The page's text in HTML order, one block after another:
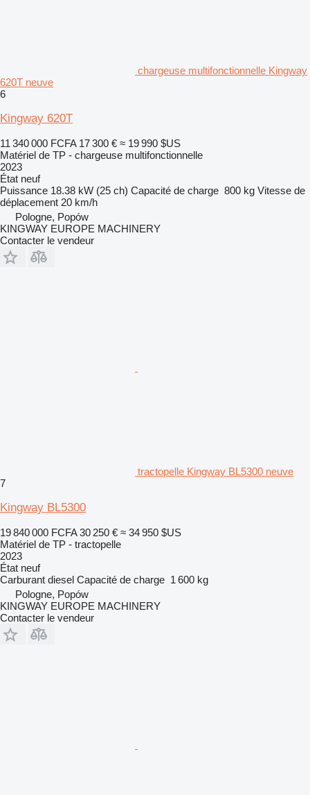
chargeuse multifonctionnelle Kingway
620T neuve
6
Kingway 620T
11 340 000 FCFA 17 300 € ≈ 19 990 $US
Matériel de TP - chargeuse multifonctionnelle
2023
État neuf
Puissance 18.38 kW (25 ch) Capacité de charge 800 kg Vitesse de
déplacement 20 km/h
Pologne, Popów
KINGWAY EUROPE MACHINERY
Contacter le vendeur
tractopelle Kingway BL5300 neuve
7
Kingway BL5300
19 840 000 FCFA 30 250 € ≈ 34 950 $US
Matériel de TP - tractopelle
2023
État neuf
Carburant diesel Capacité de charge 1 600 kg
Pologne, Popów
KINGWAY EUROPE MACHINERY
Contacter le vendeur